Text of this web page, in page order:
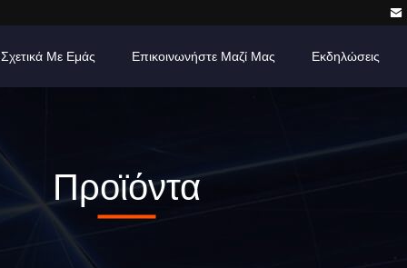
Σχετικά Με Εμάς Επικοινωνήστε Μαζί Μας Εκδηλώσεις
Προϊόντα